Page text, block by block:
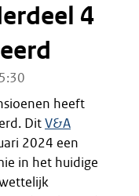
4
heeft
DitV&A
2024 een
in het huidige